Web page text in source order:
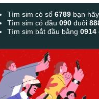
Tìm sim có số6789 bạn
Tìm sim có đầu090đuôi
Tìm sim bắt đầu bằng0914